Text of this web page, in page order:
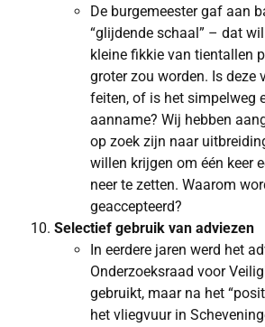
De burgemeester gaf aan
“glijdende schaal” – dat
kleine fikkie van tientallen
groter zou worden. Is deze
feiten, of is het simpelweg
aanname? Wij hebben
op zoek zijn naar
willen krijgen om één keer
neer te zetten. Waarom
geaccepteerd?
Selectief gebruik van adviezen
In eerdere jaren werd het
Onderzoeksraad voor
gebruikt, maar na het
het vliegvuur in